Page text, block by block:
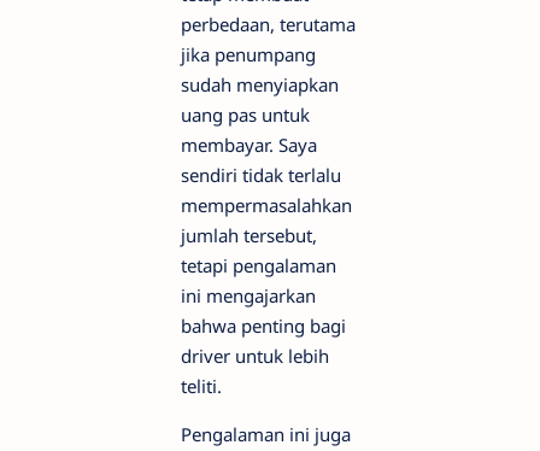
perbedaan, terutama
jika penumpang
sudah menyiapkan
uang pas untuk
membayar. Saya
sendiri tidak terlalu
mempermasalahkan
jumlah tersebut,
tetapi pengalaman
ini mengajarkan
bahwa penting bagi
driver untuk lebih
teliti.
Pengalaman ini juga